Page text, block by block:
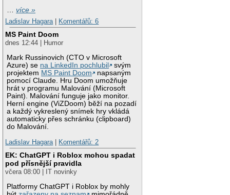
…více »
Ladislav Hagara
Komentářů: 6
MS Paint Doom
dnes 12:44 | Humor
Mark Russinovich (CTO v Microsoft
Azure) se na LinkedIn pochlubil
svým
projektem MS Paint Doom
napsaným
pomocí Claude. Hru Doom umožňuje
hrát v programu Malování (Microsoft
Paint). Malování funguje jako monitor.
Herní engine (ViZDoom) běží na pozadí
a každý vykreslený snímek hry vkládá
automaticky přes schránku (clipboard)
do Malování.
Ladislav Hagara
Komentářů: 2
EK: ChatGPT i Roblox mohou spadat
pod přísnější pravidla
včera 08:00 | IT novinky
Platformy ChatGPT i Roblox by mohly